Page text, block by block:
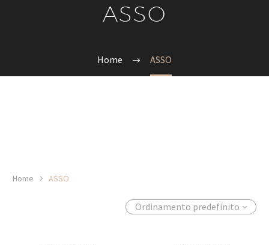
ASSO
Home ASSO
Home ASSO
Ordinamento predefinito